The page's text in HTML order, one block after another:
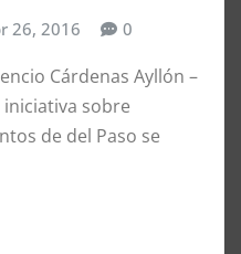
26, 2016 0
Cárdenas Ayllón –
sobre
de del Paso se